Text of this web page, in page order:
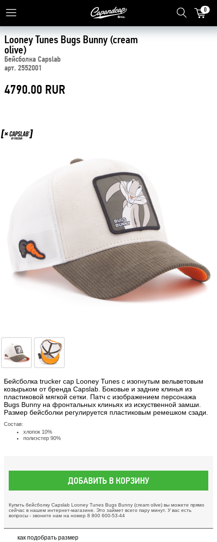
0
Looney Tunes Bugs Bunny (сream
olive)
Бейсболка Capslab
арт. 2552001
Бейсболка trucker cap Looney Tunes с изогнутым вельветовым
козырьком от бренда Capslab. Боковые и задние клинья из
пластиковой мягкой сетки. Патч с изображением персонажа
Bugs Bunny на фронтальных клиньях из искуственной замши.
Размер бейсболки регулируется пластиковым ремешком сзади.
Состав:
хлопок 10%
полиэстер 90%
ДОБАВИТЬ В КОРЗИНУ
Купить бейсболку Capslab Looney Tunes Bugs Bunny (сream olive) вы можете прямо
сейчас в нашем интернет-магазине. Это займет всего пару минут. У вас есть
вопросы - звоните нам на номер 8 800 600-53-44
как подобрать размер